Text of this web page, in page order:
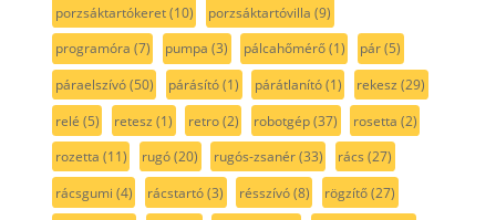
porzsáktartókeret(10) porzsáktartóvilla (9)
programóra (7) pumpa (3) pálcahőmérő(1) pár(5)
páraelszívó(50) párásító(1) párátlanító(1) rekesz (29)
relé (5) retesz (1) retro(2) robotgép(37) rosetta (2)
rozetta (11) rugó(20) rugós-zsanér(33) rács (27)
rácsgumi (4) rácstartó(3) résszívó(8) rögzítő(27)